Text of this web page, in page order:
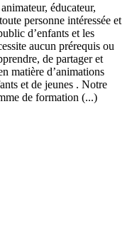
éducateur,
personne intéressée et
d’enfants et les
aucun prérequis ou
de partager et
matière d’animations
et de jeunes . Notre
de formation (...)